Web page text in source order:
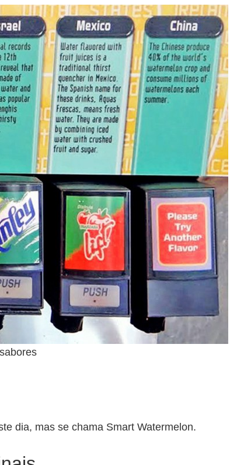
dia, mas se chama Smart Watermelon.